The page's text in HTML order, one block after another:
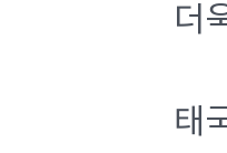
더
태